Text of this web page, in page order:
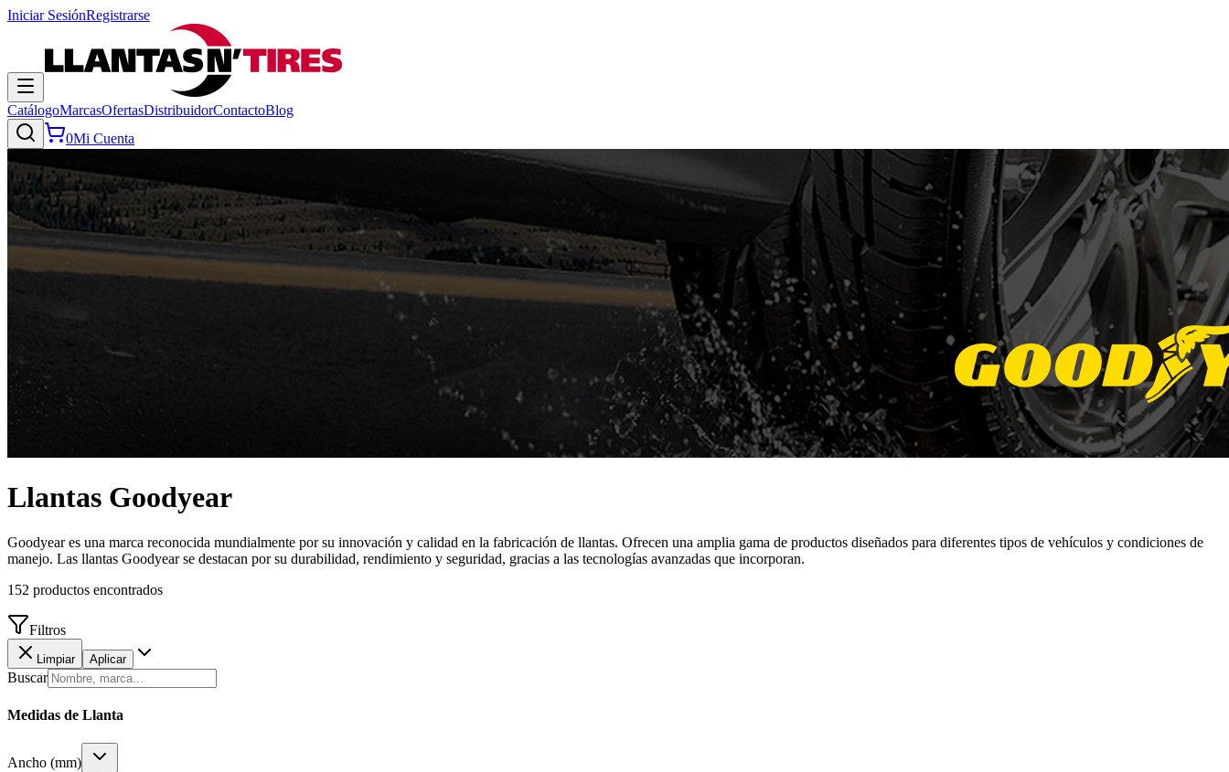
Iniciar SesiónRegistrarse
CatálogoMarcasOfertasDistribuidorContactoBlog
0Mi Cuenta
Llantas Goodyear
Goodyear es una marca reconocida mundialmente por su innovación y calidad en la fabricación de llantas. Ofrecen una amplia gama de productos diseñados para diferentes tipos de vehículos y condiciones de
manejo. Las llantas Goodyear se destacan por su durabilidad, rendimiento y seguridad, gracias a las tecnologías avanzadas que incorporan.
152 productos encontrados
Filtros
Limpiar Aplicar
Buscar
Medidas de Llanta
Ancho (mm)